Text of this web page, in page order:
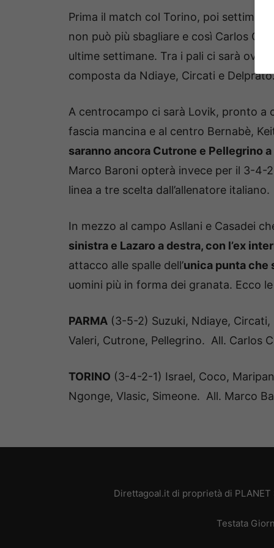
Prima il match col Torino, poi
non può più sbagliare e così Carlos
ultime settimane. Tra i pali ci sarà
composta da Ndiaye, Circati e
A centrocampo ci sarà Lovik, pronto a
fascia mancina e al centro Bernabè,
saranno ancora Cutrone e Pellegrino
Marco Baroni opterà invece per il 3-4-
linea a tre scelta dall’allenatore italiano.
In mezzo al campo Asllani e Casadei
sinistra e Lazaro a destra, con l’ex
attacco alle spalle dell’unica punta che
uomini più in forma dei granata. Ecco
PARMA (3-5-2) Suzuki, Ndiaye,
Valeri, Cutrone, Pellegrino. All. Carlos
TORINO (3-4-2-1) Israel, Coco,
Ngonge, Vlasic, Simeone. All. Marco
Direttagoal.it di proprietà di PLANET
Testata